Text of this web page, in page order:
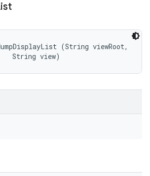
(String viewRoot,
String view)